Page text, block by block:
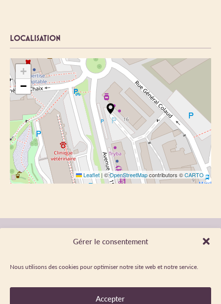
Gérer le consentement
Nous utilisons des cookies pour optimiser notre site web et notre service.
Accepter
LOCALISATION
+
−
Leaflet | ©OpenStreetMapcontributors ©CARTO
La Grave, la Clarée, l'Izoard